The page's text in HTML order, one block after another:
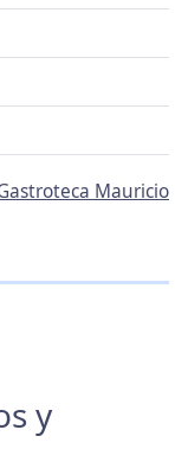
Mauricio
y